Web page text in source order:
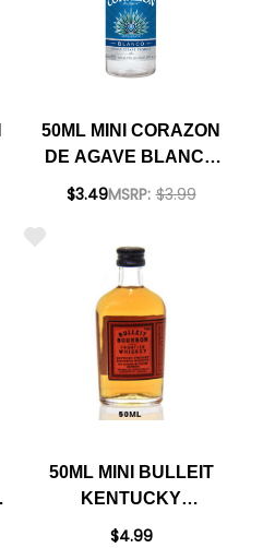
50ML MINI CORAZON
DE AGAVE BLANCO
TEQUILA
$3.49MSRP: $3.99
50ML MINI BULLEIT
KENTUCKY
STRAIGHT
$4.99